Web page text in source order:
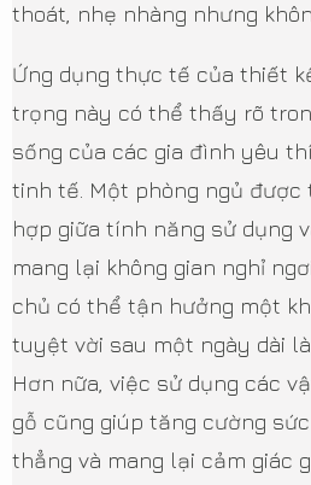
thoát, nhẹ nhàng nhưng
Ứng dụng thực tế của thiết
trọng này có thể thấy rõ
sống của các gia đình yêu
tinh tế. Một phòng ngủ được
hợp giữa tính năng sử dụng
mang lại không gian nghỉ
chủ có thể tận hưởng một
tuyệt vời sau một ngày dài
Hơn nữa, việc sử dụng các
gỗ cũng giúp tăng cường
thẳng và mang lại cảm giác